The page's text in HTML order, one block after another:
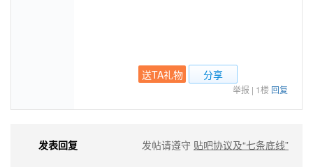
送TA礼物 分享
举报 | 1楼 回复
发表回复 发帖请遵守 贴吧协议及“七条底线”